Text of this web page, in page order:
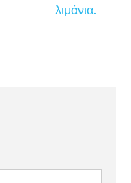
λιμάνια.